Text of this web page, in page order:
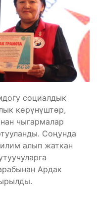
социалдык
көрүнүштөр,
чыгармалар
Соңунда
алып жаткан
Ардак